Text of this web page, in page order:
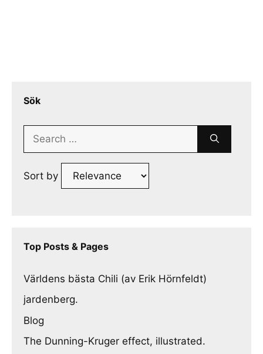
Sök
Search
Sort by
Top Posts & Pages
Världens bästa Chili (av Erik Hörnfeldt)
jardenberg.
Blog
The Dunning-Kruger effect, illustrated.